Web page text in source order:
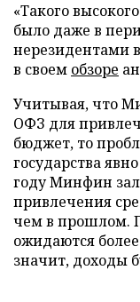
«Такого
было даже в
нерезидентами
в своем обзоре
Учитывая, что
ОФЗ для
бюджет, то
государства
году Минфин
привлечения
чем в прошлом.
ожидаются
значит, доходы